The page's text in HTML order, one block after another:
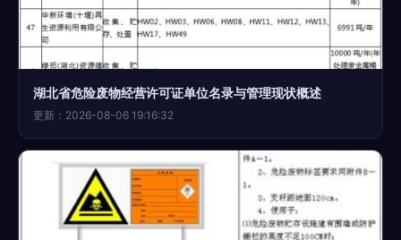
湖北省危险废物经营许可证单位名录与管理现状概述
更新：2026-08-06 19:16:32